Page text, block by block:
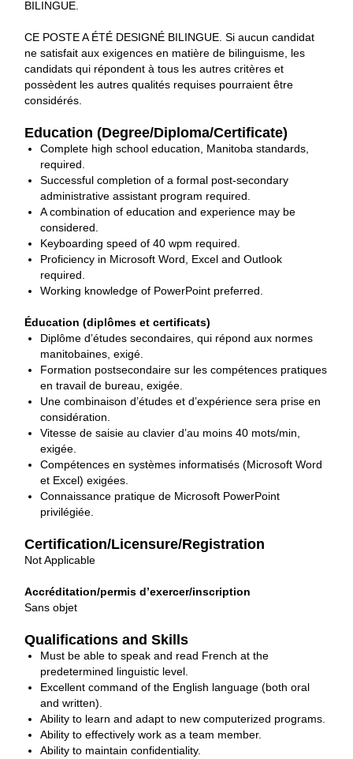
BILINGUE.
CE POSTE A ÉTÉ DESIGNÉ BILINGUE. Si aucun candidat
ne satisfait aux exigences en matière de bilinguisme, les
candidats qui répondent à tous les autres critères et
possèdent les autres qualités requises pourraient être
considérés.
Education (Degree/Diploma/Certificate)
Complete high school education, Manitoba standards,
required.
Successful completion of a formal post-secondary
administrative assistant program required.
A combination of education and experience may be
considered.
Keyboarding speed of 40 wpm required.
Proficiency in Microsoft Word, Excel and Outlook
required.
Working knowledge of PowerPoint preferred.
Éducation (diplômes et certificats)
Diplôme d’études secondaires, qui répond aux normes
manitobaines, exigé.
Formation postsecondaire sur les compétences pratiques
en travail de bureau, exigée.
Une combinaison d’études et d’expérience sera prise en
considération.
Vitesse de saisie au clavier d’au moins 40 mots/min,
exigée.
Compétences en systèmes informatisés (Microsoft Word
et Excel) exigées.
Connaissance pratique de Microsoft PowerPoint
privilégiée.
Certification/Licensure/Registration
Not Applicable
Accréditation/permis d’exercer/inscription
Sans objet
Qualifications and Skills
Must be able to speak and read French at the
predetermined linguistic level.
Excellent command of the English language (both oral
and written).
Ability to learn and adapt to new computerized programs.
Ability to effectively work as a team member.
Ability to maintain confidentiality.